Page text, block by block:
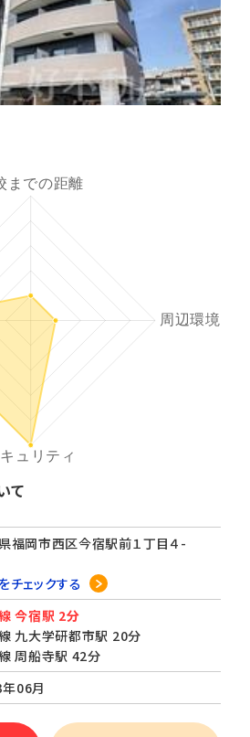
て
福岡市西区今宿駅前１丁目４-
チェックする
今宿駅 2分
九大学研都市駅 20分
周船寺駅 42分
06月